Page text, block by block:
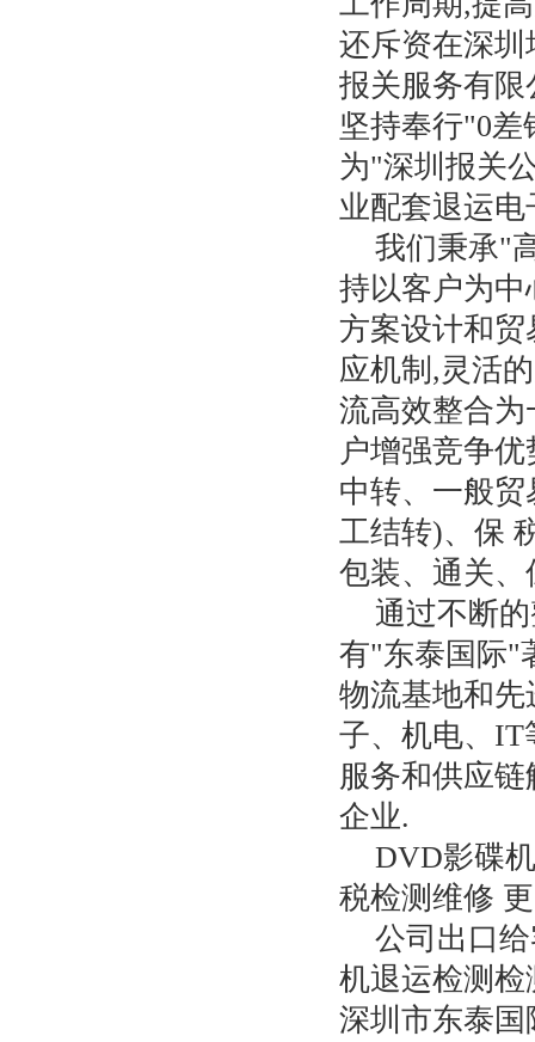
还斥资在深
报关服务有
坚持奉行"0
为"深圳报关
业配套退运
我们秉承"
持以客户为
方案设计和
应机制,灵活
流高效整合
户增强竞争
中转、一般
工结转)、保
包装、通关
通过不断
有"东泰国际"
物流基地和
子、机电、IT
服务和供应
企业.
DVD影碟
税检测维修
公司出口
机退运检测
深圳市东泰国